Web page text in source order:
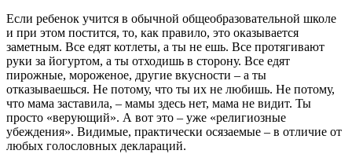
Если ребенок учится в обычной общеобразовательной школе
и при этом постится, то, как правило, это оказывается
заметным. Все едят котлеты, а ты не ешь. Все протягивают
руки за йогуртом, а ты отходишь в сторону. Все едят
пирожные, мороженое, другие вкусности – а ты
отказываешься. Не потому, что ты их не любишь. Не потому,
что мама заставила, – мамы здесь нет, мама не видит. Ты
просто «верующий». А вот это – уже «религиозные
убеждения». Видимые, практически осязаемые – в отличие от
любых голословных деклараций.